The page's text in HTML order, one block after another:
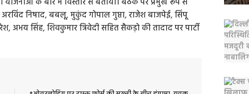
निषाद, बबलू, मुकुंद गोपाल गुप्ता, राजेश बाजपेई, सिंपू
अभय सिंह, शिवकुमार त्रिवेदी सहित सैकड़ो की तादाद पर पार्टी